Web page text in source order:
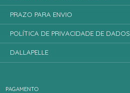
PAGAMENTO
PRAZO PARA ENVIO
POLÍTICA DE PRIVACIDADE DE DADOS
DALLAPELLE